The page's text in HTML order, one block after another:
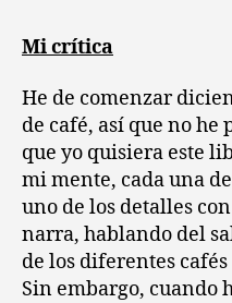
Mi crítica
He de comenzar
de café, así que no he
que yo quisiera este
mi mente, cada una
uno de los detalles
narra, hablando del
de los diferentes
Sin embargo, cuando